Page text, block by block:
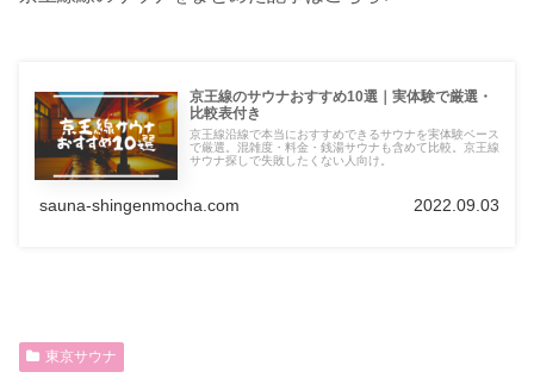
京王線のサウナおすすめ10選｜実体験で厳選・
比較表付き
京王線沿線で本当におすすめできるサウナを実体験ベース
で厳選。混雑度・料金・銭湯サウナも含めて比較。京王線
サウナ探しで失敗したくない人向け。
sauna-shingenmocha.com 2022.09.03
東京サウナ